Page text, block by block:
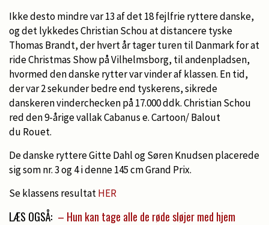
Ikke desto mindre var 13 af det 18 fejlfrie ryttere danske,
og det lykkedes Christian Schou at distancere tyske
Thomas Brandt, der hvert år tager turen til Danmark for at
ride Christmas Show på Vilhelmsborg, til andenpladsen,
hvormed den danske rytter var vinder af klassen. En tid,
der var 2 sekunder bedre end tyskerens, sikrede
danskeren vinderchecken på 17.000 ddk. Christian Schou
red den 9-årige vallak Cabanus e. Cartoon/ Balout
du Rouet.
De danske ryttere Gitte Dahl og Søren Knudsen placerede
sig som nr. 3 og 4 i denne 145 cm Grand Prix.
Se klassens resultatHER
LÆS OGSÅ: – Hun kan tage alle de røde sløjer med hjem